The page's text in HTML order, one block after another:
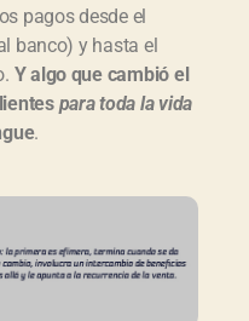
pagos desde el
banco) y hasta el
Y algo que cambió el
para toda la vida
.